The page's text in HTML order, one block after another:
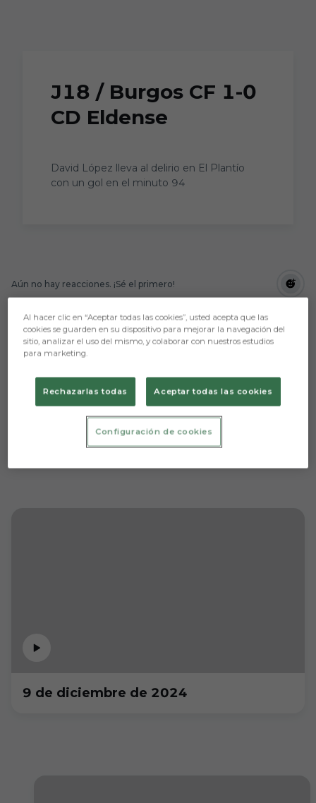
J18 / Burgos CF 1-0
CD Eldense
David López lleva al delirio en El Plantío
con un gol en el minuto 94
Aún no hay reacciones. ¡Sé el primero!
9 de diciembre de 2024
Al hacer clic en “Aceptar todas las cookies”, usted acepta que las
cookies se guarden en su dispositivo para mejorar la navegación del
sitio, analizar el uso del mismo, y colaborar con nuestros estudios
para marketing.
Rechazarlas todas Aceptar todas las cookies
Configuración de cookies